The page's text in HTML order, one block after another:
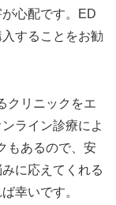
心配です。ED
することをお勧
クリニックをエ
ライン診療によ
もあるので、安
に応えてくれる
幸いです。